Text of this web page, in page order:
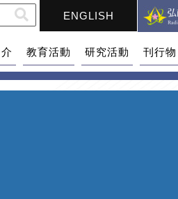
ENGLISH
教育活動 研究活動 刊行物